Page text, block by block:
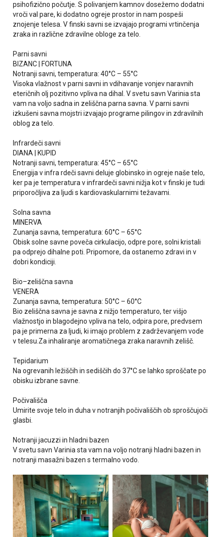
psihofizično počutje. S polivanjem kamnov dosežemo dodatni
vroči val pare, ki dodatno ogreje prostor in nam pospeši
znojenje telesa. V finski savni se izvajajo programi vrtinčenja
zraka in različne zdravilne obloge za telo.
Parni savni
BIZANC | FORTUNA
Notranji savni, temperatura: 40°C – 55°C
Visoka vlažnost v parni savni in vdihavanje vonjev naravnih
eteričnih olj pozitivno vpliva na dihal. V svetu savn Varinia sta
vam na voljo sadna in zeliščna parna savna. V parni savni
izkušeni savna mojstri izvajajo programe pilingov in zdravilnih
oblog za telo.
Infrardeči savni
DIANA | KUPID
Notranji savni, temperatura: 45°C – 65°C
Energija v infra rdeči savni deluje globinsko in ogreje naše telo,
ker pa je temperatura v infrardeči savni nižja kot v finski je tudi
priporočljiva za ljudi s kardiovaskularnimi težavami.
Solna savna
MINERVA
Zunanja savna, temperatura: 60°C – 65°C
Obisk solne savne poveča cirkulacijo, odpre pore, solni kristali
pa odprejo dihalne poti. Pripomore, da ostanemo zdravi in v
dobri kondiciji.
Bio–zeliščna savna
VENERA
Zunanja savna, temperatura: 50°C – 60°C
Bio zeliščna savna je savna z nižjo temperaturo, ter višjo
vlažnostjo in blagodejno vpliva na telo, odpira pore, predvsem
pa je primerna za ljudi, ki imajo problem z zadrževanjem vode
v telesu.Za inhaliranje aromatičnega zraka naravnih zelišč.
Tepidarium
Na ogrevanih ležiščih in sediščih do 37°C se lahko sproščate po
obisku izbrane savne.
Počivališča
Umirite svoje telo in duha v notranjih počivališčih ob sproščujoči
glasbi.
Notranji jacuzzi in hladni bazen
V svetu savn Varinia sta vam na voljo notranji hladni bazen in
notranji masažni bazen s termalno vodo.